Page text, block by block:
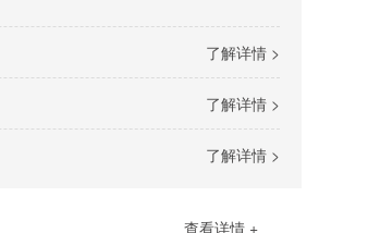
了解详情 >
了解详情 >
了解详情 >
查看详情 +